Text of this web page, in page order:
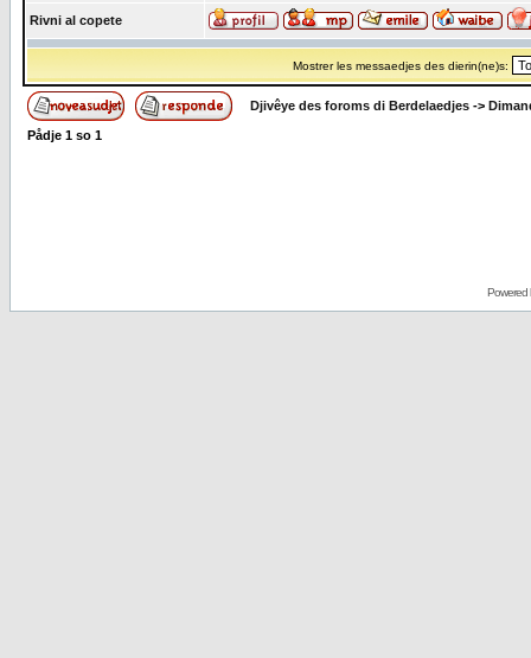
Rivni al copete
Mostrer les messaedjes des dierin(ne)s:
Djivêye des foroms di Berdelaedjes ->
Pådje 1 so 1
Powered